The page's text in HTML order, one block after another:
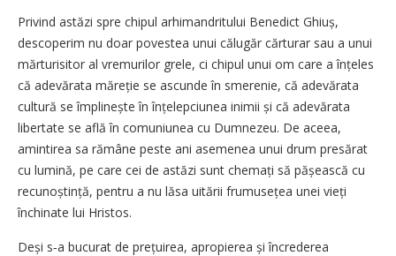
Privind astăzi spre chipul arhimandritului Benedict Ghiuș,
descoperim nu doar povestea unui călugăr cărturar sau a unui
mărturisitor al vremurilor grele, ci chipul unui om care a înțeles
că adevărata măreție se ascunde în smerenie, că adevărata
cultură se împlinește în înțelepciunea inimii și că adevărata
libertate se află în comuniunea cu Dumnezeu. De aceea,
amintirea sa rămâne peste ani asemenea unui drum presărat
cu lumină, pe care cei de astăzi sunt chemați să pășească cu
recunoștință, pentru a nu lăsa uitării frumusețea unei vieți
închinate lui Hristos.
Deși s‑a bucurat de prețuirea, apropierea și încrederea